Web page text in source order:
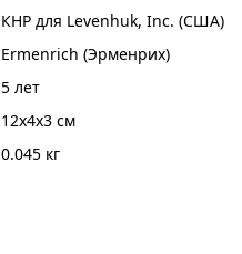
КНР для Levenhuk, Inc. (США)
Ermenrich (Эрменрих)
5 лет
12x4x3 см
0.045 кг